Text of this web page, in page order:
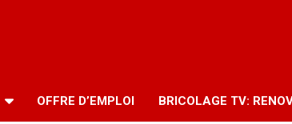
OFFRE D’EMPLOI BRICOLAGE TV: